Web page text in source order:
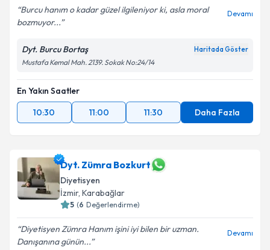
Burcu hanım o kadar güzel ilgileniyor ki, asla moral
bozmuyor...
Devamı
Dyt. Burcu Bortaş Haritada Göster
Mustafa Kemal Mah. 2139. Sokak No:24/14
En Yakın Saatler
10:30
11:00 11:30 Daha Fazla
Dyt. Zümra Bozkurt
Diyetisyen
İzmir, Karabağlar
5 (6 Değerlendirme)
Diyetisyen Zümra Hanım işini iyi bilen bir uzman.
Danışanına günün...
Devamı